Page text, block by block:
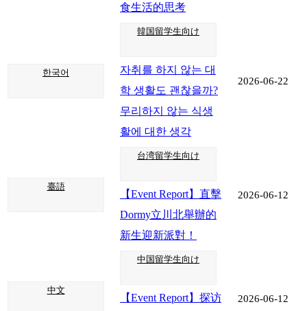
食生活的思考
한국어
韓国留学生向け
자취를 하지 않는 대
학 생활도 괜찮을까?
무리하지 않는 식생
활에 대한 생각
2026-06-22
臺語
台湾留学生向け
【Event Report】直擊
Dormy立川北舉辦的
新生迎新派對！
2026-06-12
中文
中国留学生向け
【Event Report】探访
2026-06-12